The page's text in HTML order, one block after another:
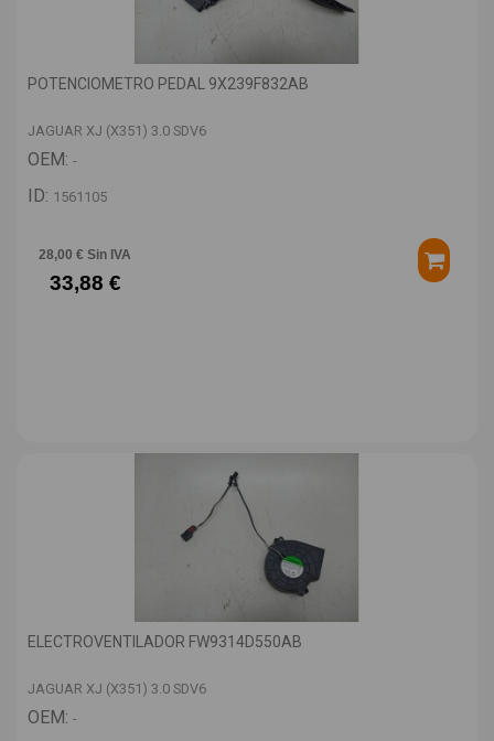
POTENCIOMETRO PEDAL 9X239F832AB
JAGUAR XJ (X351) 3.0 SDV6
OEM: -
ID: 1561105
28,00 € Sin IVA
33,88 €
ELECTROVENTILADOR FW9314D550AB
JAGUAR XJ (X351) 3.0 SDV6
OEM: -